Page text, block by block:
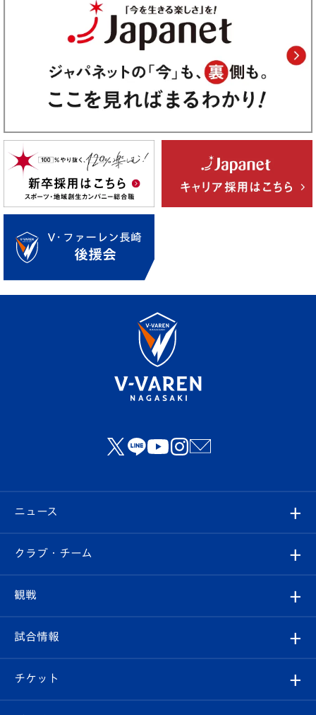
ニュース
すべて
クラブ
試合情報
クラブ・チーム
クラブ概要
エンブレム紹介
観戦
観戦ルール
はじめての観戦ガイド
試合情報
試合日程/結果
チケット